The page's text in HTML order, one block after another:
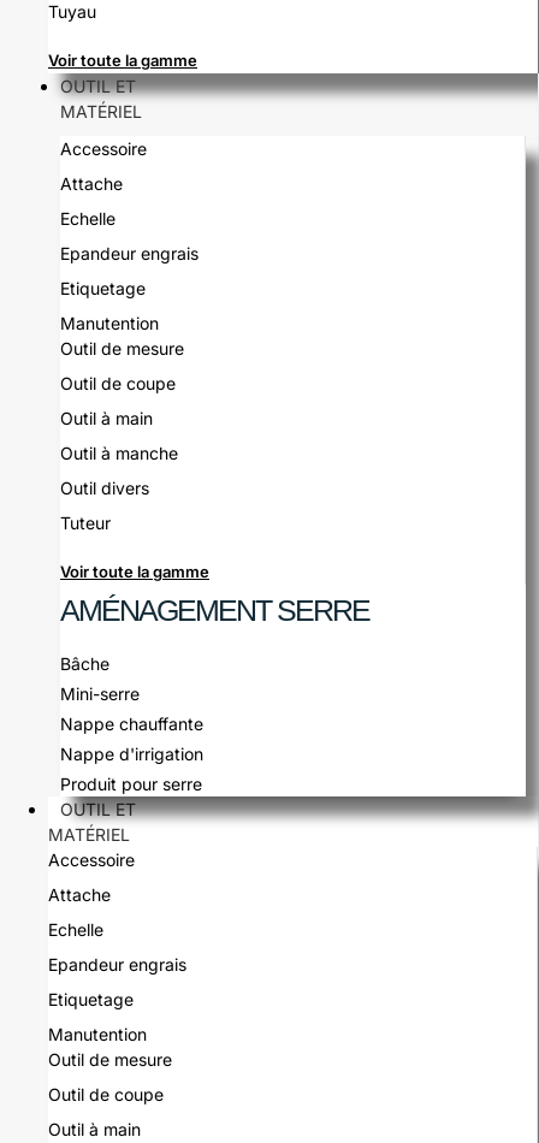
Tuyau
Voir toute la gamme
OUTIL ET
MATÉRIEL
Accessoire
Attache
Echelle
Epandeur engrais
Etiquetage
Manutention
Outil de mesure
Outil de coupe
Outil à main
Outil à manche
Outil divers
Tuteur
Voir toute la gamme
AMÉNAGEMENT SERRE
Bâche
Mini-serre
Nappe chauffante
Nappe d'irrigation
Produit pour serre
OUTIL ET
MATÉRIEL
Accessoire
Attache
Echelle
Epandeur engrais
Etiquetage
Manutention
Outil de mesure
Outil de coupe
Outil à main